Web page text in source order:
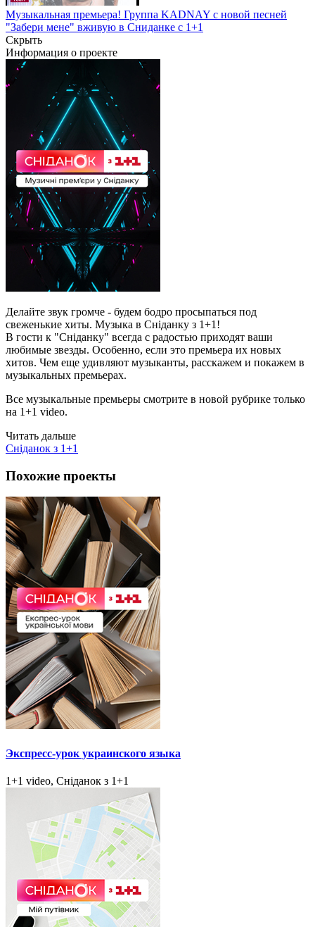
Музыкальная премьера! Группа KADNAY с новой песней
"Забери мене" вживую в Сниданке с 1+1
Скрыть
Информация о проекте
Делайте звук громче - будем бодро просыпаться под
свеженькие хиты. Музыка в Сніданку з 1+1!
В гости к "Сніданку" всегда с радостью приходят ваши
любимые звезды. Особенно, если это премьера их новых
хитов. Чем еще удивляют музыканты, расскажем и покажем в
музыкальных премьерах.
Все музыкальные премьеры смотрите в новой рубрике только
на 1+1 video.
Читать дальше
Сніданок з 1+1
Похожие проекты
Экспресс-урок украинского языка
1+1 video, Сніданок з 1+1